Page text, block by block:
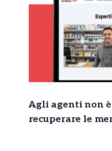
Agli agenti non
recuperare le